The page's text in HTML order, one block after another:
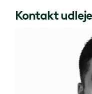
Kontakt